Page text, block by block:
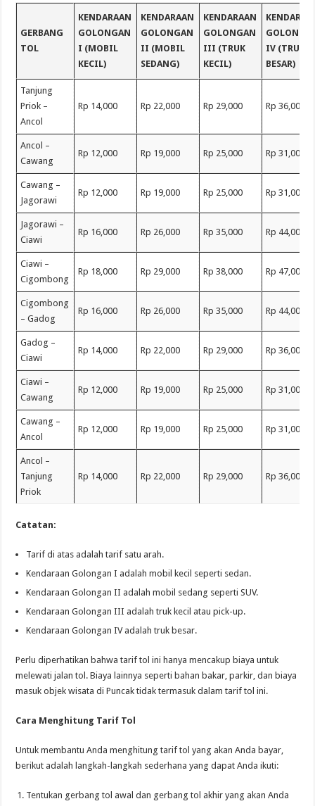
GERBANG
TOL
KENDARAAN
GOLONGAN
I (MOBIL
KECIL)
KENDARAAN
GOLONGAN
II (MOBIL
SEDANG)
KENDARAAN
GOLONGAN
III (TRUK
KECIL)
IV (TRUK
BESAR)
Tanjung
Priok –
Ancol
Rp 14,000 Rp 22,000 Rp 29,000 Rp 36,000
Ancol –
Cawang
Rp 12,000 Rp 19,000 Rp 25,000 Rp 31,000
Cawang –
Jagorawi
Rp 12,000 Rp 19,000 Rp 25,000 Rp 31,000
Jagorawi –
Ciawi
Rp 16,000 Rp 26,000 Rp 35,000 Rp 44,000
Ciawi –
Cigombong
Rp 18,000 Rp 29,000 Rp 38,000 Rp 47,000
Cigombong
– Gadog
Rp 16,000 Rp 26,000 Rp 35,000 Rp 44,000
Gadog –
Ciawi
Rp 14,000 Rp 22,000 Rp 29,000 Rp 36,000
Ciawi –
Cawang
Rp 12,000 Rp 19,000 Rp 25,000 Rp 31,000
Cawang –
Ancol
Rp 12,000 Rp 19,000 Rp 25,000 Rp 31,000
Ancol –
Tanjung
Priok
Rp 14,000 Rp 22,000 Rp 29,000 Rp 36,000
Catatan:
Tarif di atas adalah tarif satu arah.
Kendaraan Golongan I adalah mobil kecil seperti sedan.
Kendaraan Golongan II adalah mobil sedang seperti SUV.
Kendaraan Golongan III adalah truk kecil atau pick-up.
Kendaraan Golongan IV adalah truk besar.
Perlu diperhatikan bahwa tarif tol ini hanya mencakup biaya untuk
melewati jalan tol. Biaya lainnya seperti bahan bakar, parkir, dan biaya
masuk objek wisata di Puncak tidak termasuk dalam tarif tol ini.
Cara Menghitung Tarif Tol
Untuk membantu Anda menghitung tarif tol yang akan Anda bayar,
berikut adalah langkah-langkah sederhana yang dapat Anda ikuti:
Tentukan gerbang tol awal dan gerbang tol akhir yang akan Anda